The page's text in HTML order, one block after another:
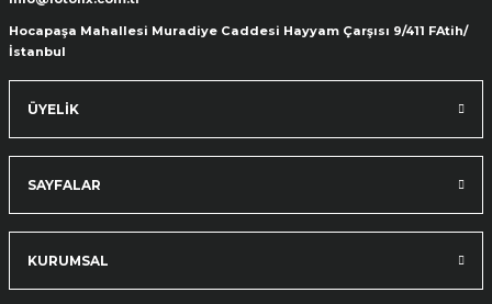
Hocapaşa Mahallesi Muradiye Caddesi Hayyam Çarşısı 9/411 FAtih/
İstanbul
ÜYELİK
SAYFALAR
KURUMSAL